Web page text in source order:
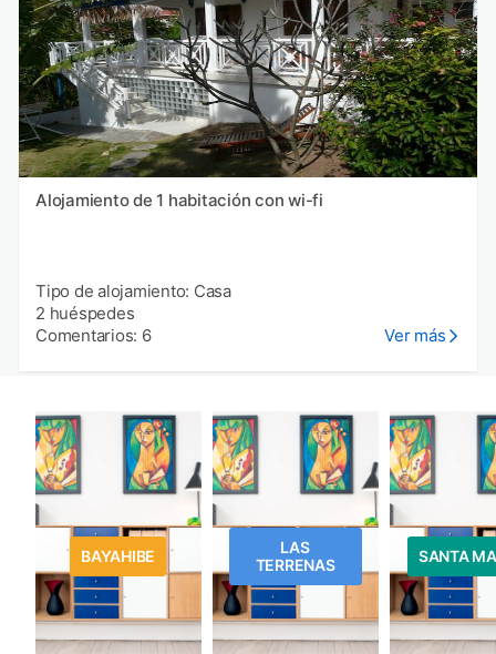
Alojamiento de 1 habitación con wi-fi
Tipo de alojamiento: Casa
2 huéspedes
Comentarios: 6
Ver más
BAYAHIBE
LAS
TERRENAS
SANTA